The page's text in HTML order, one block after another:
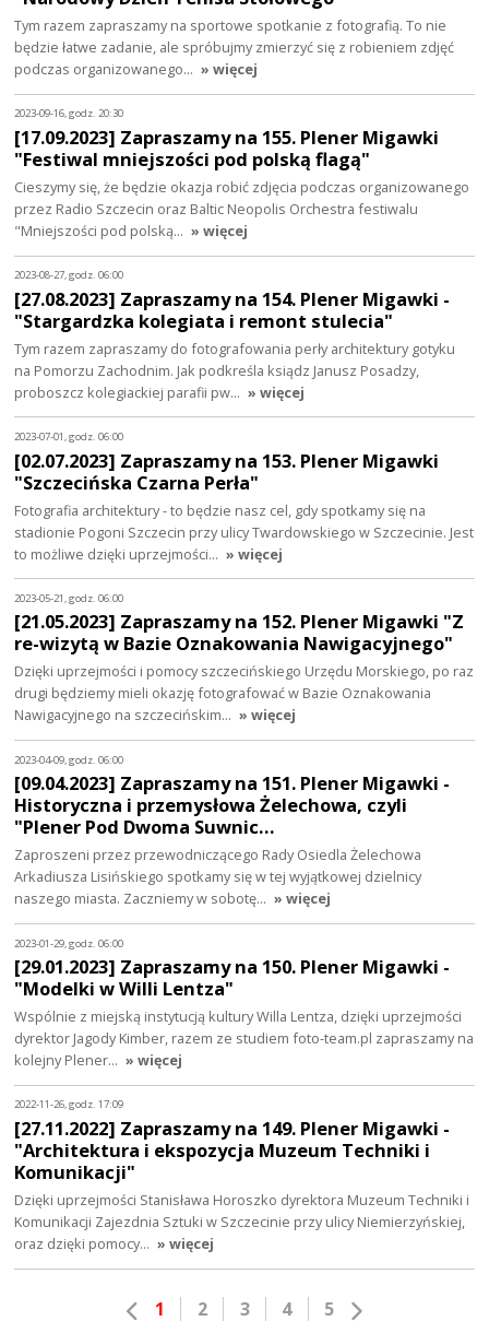
Tym razem zapraszamy na sportowe spotkanie z fotografią. To nie
będzie łatwe zadanie, ale spróbujmy zmierzyć się z robieniem zdjęć
podczas organizowanego… » więcej
2023-09-16, godz. 20:30
[17.09.2023] Zapraszamy na 155. Plener Migawki
"Festiwal mniejszości pod polską flagą"
Cieszymy się, że będzie okazja robić zdjęcia podczas organizowanego
przez Radio Szczecin oraz Baltic Neopolis Orchestra festiwalu
"Mniejszości pod polską… » więcej
2023-08-27, godz. 06:00
[27.08.2023] Zapraszamy na 154. Plener Migawki -
"Stargardzka kolegiata i remont stulecia"
Tym razem zapraszamy do fotografowania perły architektury gotyku
na Pomorzu Zachodnim. Jak podkreśla ksiądz Janusz Posadzy,
proboszcz kolegiackiej parafii pw… » więcej
2023-07-01, godz. 06:00
[02.07.2023] Zapraszamy na 153. Plener Migawki
"Szczecińska Czarna Perła"
Fotografia architektury - to będzie nasz cel, gdy spotkamy się na
stadionie Pogoni Szczecin przy ulicy Twardowskiego w Szczecinie. Jest
to możliwe dzięki uprzejmości… » więcej
2023-05-21, godz. 06:00
[21.05.2023] Zapraszamy na 152. Plener Migawki "Z
re-wizytą w Bazie Oznakowania Nawigacyjnego"
Dzięki uprzejmości i pomocy szczecińskiego Urzędu Morskiego, po raz
drugi będziemy mieli okazję fotografować w Bazie Oznakowania
Nawigacyjnego na szczecińskim… » więcej
2023-04-09, godz. 06:00
[09.04.2023] Zapraszamy na 151. Plener Migawki -
Historyczna i przemysłowa Żelechowa, czyli
"Plener Pod Dwoma Suwnic…
Zaproszeni przez przewodniczącego Rady Osiedla Żelechowa
Arkadiusza Lisińskiego spotkamy się w tej wyjątkowej dzielnicy
naszego miasta. Zaczniemy w sobotę… » więcej
2023-01-29, godz. 06:00
[29.01.2023] Zapraszamy na 150. Plener Migawki -
"Modelki w Willi Lentza"
Wspólnie z miejską instytucją kultury Willa Lentza, dzięki uprzejmości
dyrektor Jagody Kimber, razem ze studiem foto-team.pl zapraszamy na
kolejny Plener… » więcej
2022-11-26, godz. 17:09
[27.11.2022] Zapraszamy na 149. Plener Migawki -
"Architektura i ekspozycja Muzeum Techniki i
Komunikacji"
Dzięki uprzejmości Stanisława Horoszko dyrektora Muzeum Techniki i
Komunikacji Zajezdnia Sztuki w Szczecinie przy ulicy Niemierzyńskiej,
oraz dzięki pomocy… » więcej
1 2 3 4 5